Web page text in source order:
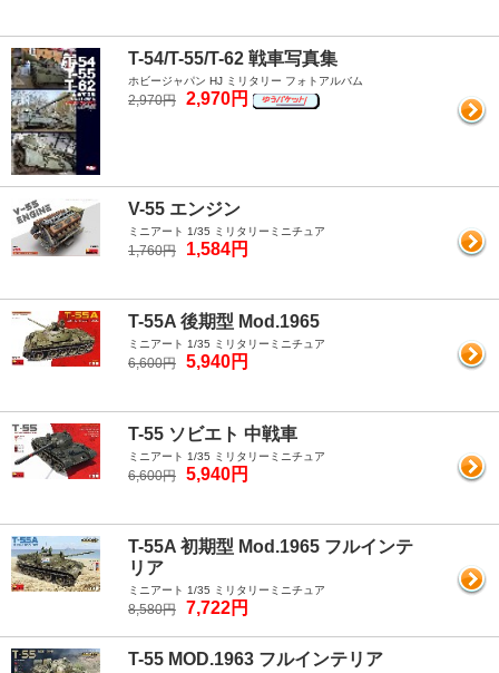
T-54/T-55/T-62 戦車写真集
ホビージャパン HJ ミリタリー フォトアルバム
2,970円 2,970円
V-55 エンジン
ミニアート 1/35 ミリタリーミニチュア
1,760円 1,584円
T-55A 後期型 Mod.1965
ミニアート 1/35 ミリタリーミニチュア
6,600円 5,940円
T-55 ソビエト 中戦車
ミニアート 1/35 ミリタリーミニチュア
6,600円 5,940円
T-55A 初期型 Mod.1965 フルインテ
リア
ミニアート 1/35 ミリタリーミニチュア
8,580円 7,722円
T-55 MOD.1963 フルインテリア